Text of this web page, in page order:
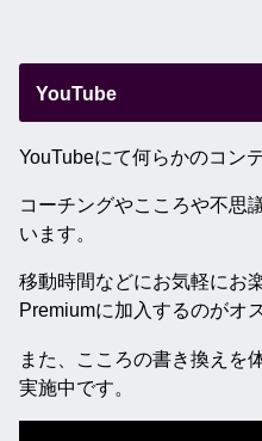
YouTube
YouTubeにて何らかのコン
コーチングやこころや不思
います。
移動時間などにお気軽にお
Premiumに加入するのがオ
また、こころの書き換えを
実施中です。